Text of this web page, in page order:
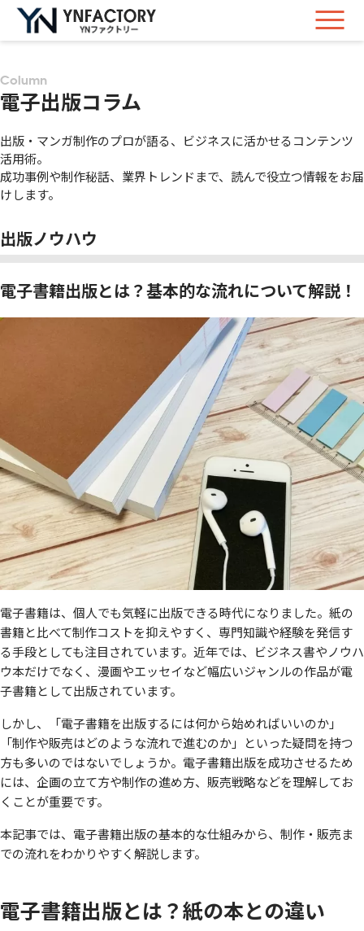
Column
電子出版コラム
出版・マンガ制作のプロが語る、ビジネスに活かせるコンテンツ
活用術。
成功事例や制作秘話、業界トレンドまで、読んで役立つ情報をお届
けします。
出版ノウハウ
電子書籍出版とは？基本的な流れについて解説！
電子書籍は、個人でも気軽に出版できる時代になりました。紙の
書籍と比べて制作コストを抑えやすく、専門知識や経験を発信す
る手段としても注目されています。近年では、ビジネス書やノウハ
ウ本だけでなく、漫画やエッセイなど幅広いジャンルの作品が電
子書籍として出版されています。
しかし、「電子書籍を出版するには何から始めればいいのか」
「制作や販売はどのような流れで進むのか」といった疑問を持つ
方も多いのではないでしょうか。電子書籍出版を成功させるため
には、企画の立て方や制作の進め方、販売戦略などを理解してお
くことが重要です。
本記事では、電子書籍出版の基本的な仕組みから、制作・販売ま
での流れをわかりやすく解説します。
電子書籍出版とは？紙の本との違い